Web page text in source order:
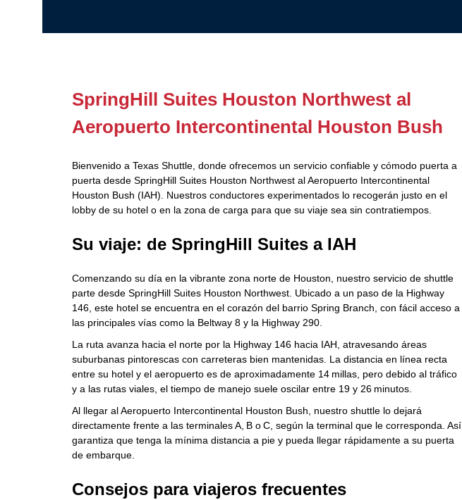
SpringHill Suites Houston Northwest al
Aeropuerto Intercontinental Houston Bush
Bienvenido a Texas Shuttle, donde ofrecemos un servicio confiable y cómodo puerta a
puerta desde SpringHill Suites Houston Northwest al Aeropuerto Intercontinental
Houston Bush (IAH). Nuestros conductores experimentados lo recogerán justo en el
lobby de su hotel o en la zona de carga para que su viaje sea sin contratiempos.
Su viaje: de SpringHill Suites a IAH
Comenzando su día en la vibrante zona norte de Houston, nuestro servicio de shuttle
parte desde SpringHill Suites Houston Northwest. Ubicado a un paso de la Highway
146, este hotel se encuentra en el corazón del barrio Spring Branch, con fácil acceso a
las principales vías como la Beltway 8 y la Highway 290.
La ruta avanza hacia el norte por la Highway 146 hacia IAH, atravesando áreas
suburbanas pintorescas con carreteras bien mantenidas. La distancia en línea recta
entre su hotel y el aeropuerto es de aproximadamente 14 millas, pero debido al tráfico
y a las rutas viales, el tiempo de manejo suele oscilar entre 19 y 26 minutos.
Al llegar al Aeropuerto Intercontinental Houston Bush, nuestro shuttle lo dejará
directamente frente a las terminales A, B o C, según la terminal que le corresponda. Así
garantiza que tenga la mínima distancia a pie y pueda llegar rápidamente a su puerta
de embarque.
Consejos para viajeros frecuentes